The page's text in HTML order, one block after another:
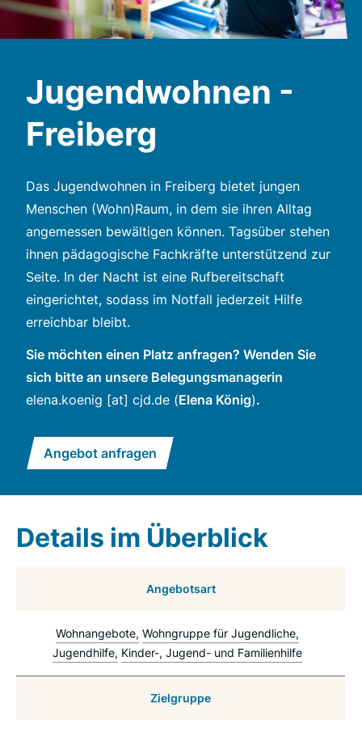
Jugendwohnen -
Freiberg
Das Jugendwohnen in Freiberg bietet jungen
Menschen (Wohn)Raum, in dem sie ihren Alltag
angemessen bewältigen können. Tagsüber stehen
ihnen pädagogische Fachkräfte unterstützend zur
Seite. In der Nacht ist eine Rufbereitschaft
eingerichtet, sodass im Notfall jederzeit Hilfe
erreichbar bleibt.
Sie möchten einen Platz anfragen? Wenden Sie
sich bitte an unsere Belegungsmanagerin
elena.koenig [at] cjd.de (Elena König).
Angebot anfragen
Details im Überblick
Angebotsart
Wohnangebote Wohngruppe für Jugendliche
Jugendhilfe Kinder-, Jugend- und Familienhilfe
Zielgruppe